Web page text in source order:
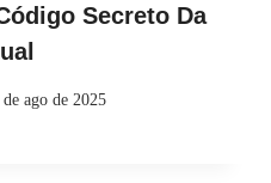
Secreto Da
de ago de 2025